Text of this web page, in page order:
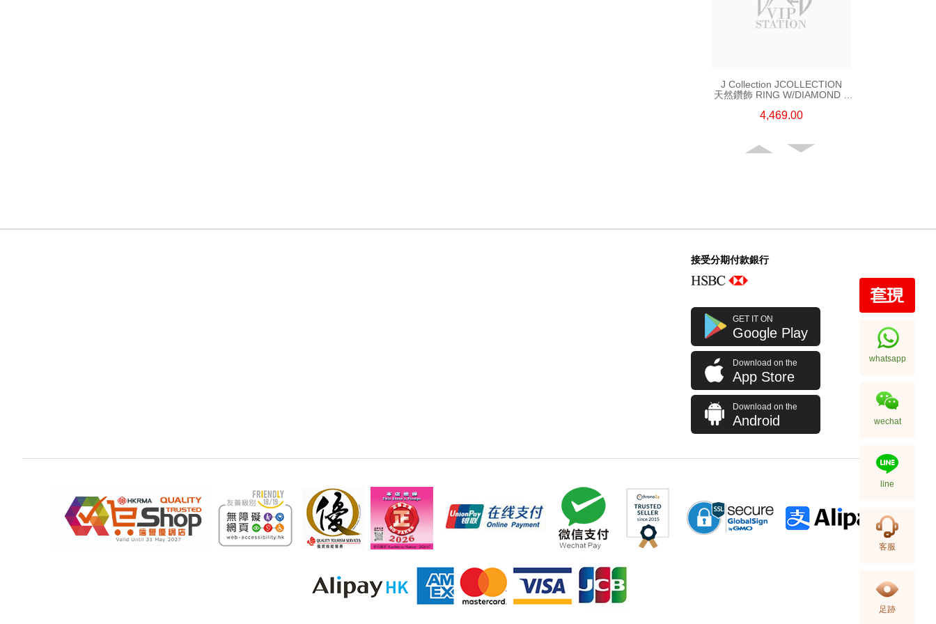
J Collection JCOLLECTION
天然鑽飾 RING W/DIAMOND 5
CT18KR 2.62 GM (EUR 55)
4,469.00
J Collection JCOLLECTION
天然鑽飾 RING W/DIAMOND 70
RDDI 0.63 CT18KW 4.45 GM
(CZ)
7,114.00
接受分期付款銀行
GET IT ON
Google Play
Download on the
App Store
Download on the
Android
whatsapp
wechat
line
客服
足跡